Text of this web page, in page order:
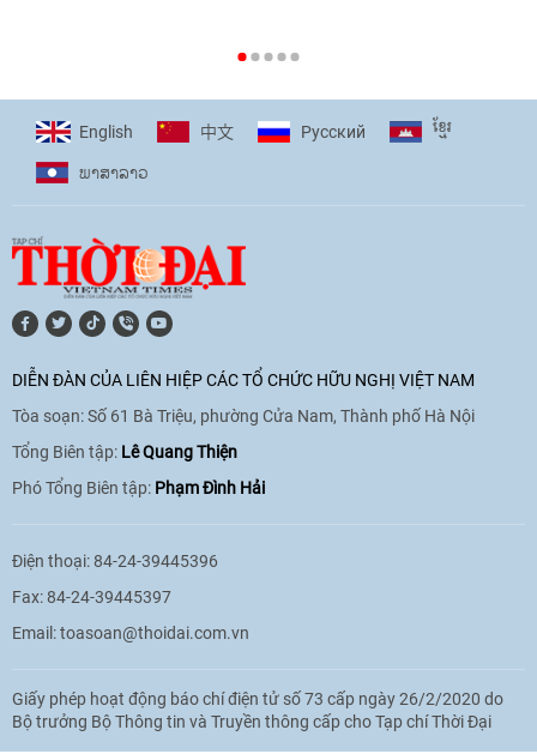
phó với biến đổi khí hậu
17:07|09/06/2026
[Video] Lào dành ưu tiên hàng đầu cho
quan hệ với Việt Nam
11:01 |09/06/2026
[Video] Doanh nghiệp Hoa Kỳ hỗ trợ
Việt Nam xác định danh tính người mất
English 中文 Pусский ខ្មែរ
ພາ​ສາ​ລາວ
DIỄN ĐÀN CỦA LIÊN HIỆP CÁC TỔ CHỨC HỮU NGHỊ VIỆT NAM
Tòa soạn: Số 61 Bà Triệu, phường Cửa Nam, Thành phố Hà Nội
Tổng Biên tập: Lê Quang Thiện
Phó Tổng Biên tập: Phạm Đình Hải
Điện thoại: 84-24-39445396
Fax: 84-24-39445397
Email:toasoan@thoidai.com.vn
Giấy phép hoạt động báo chí điện tử số 73 cấp ngày 26/2/2020 do
Bộ trưởng Bộ Thông tin và Truyền thông cấp cho Tạp chí Thời Đại